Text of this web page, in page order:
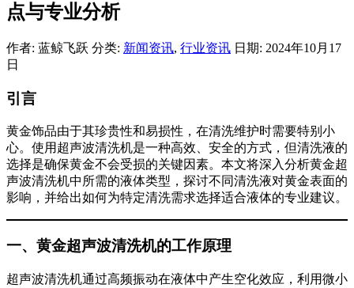
点与专业分析
作者: 蓝鲸飞跃 分类: 新闻资讯, 行业资讯 日期: 2024年10月17
日
引言
黄金饰品由于其珍贵性和易损性，在清洗维护时需要特别小
心。使用超声波清洗机是一种高效、安全的方式，但清洗液的
选择是确保黄金不会受损的关键因素。本文将深入分析黄金超
声波清洗机中所需的液体类型，探讨不同清洗液对黄金表面的
影响，并给出如何为特定清洗需求选择适合液体的专业建议。
一、黄金超声波清洗机的工作原理
超声波清洗机通过高频振动在液体中产生空化效应，利用微小